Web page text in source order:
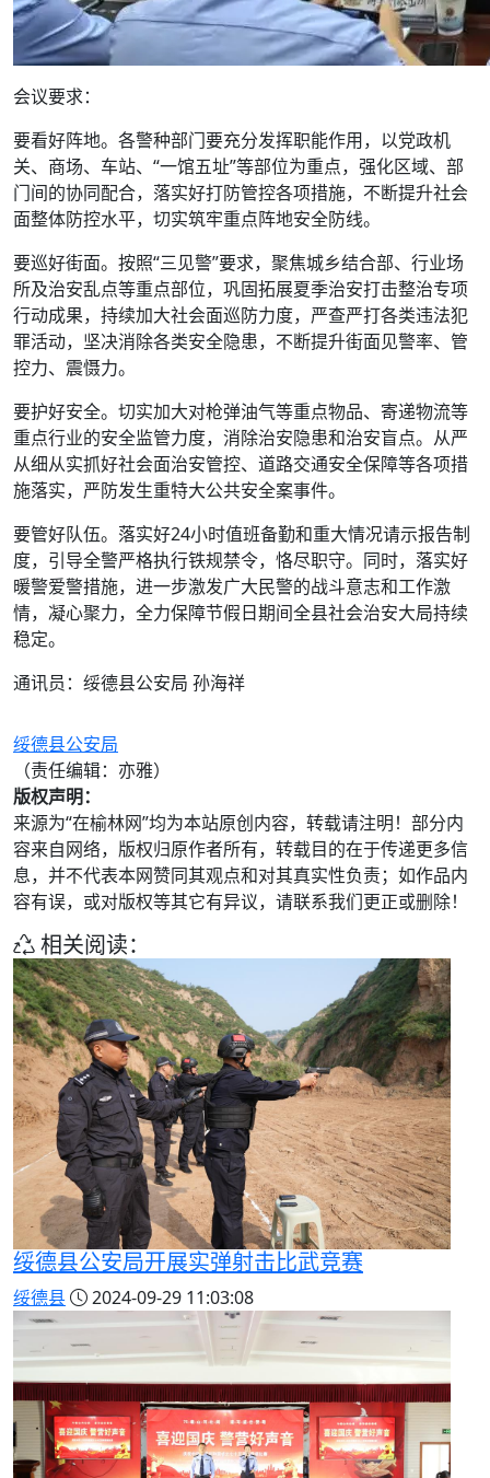
会议要求：
要看好阵地。各警种部门要充分发挥职能作用，以党政机
关、商场、车站、“一馆五址”等部位为重点，强化区域、部
门间的协同配合，落实好打防管控各项措施，不断提升社会
面整体防控水平，切实筑牢重点阵地安全防线。
要巡好街面。按照“三见警”要求，聚焦城乡结合部、行业场
所及治安乱点等重点部位，巩固拓展夏季治安打击整治专项
行动成果，持续加大社会面巡防力度，严查严打各类违法犯
罪活动，坚决消除各类安全隐患，不断提升街面见警率、管
控力、震慑力。
要护好安全。切实加大对枪弹油气等重点物品、寄递物流等
重点行业的安全监管力度，消除治安隐患和治安盲点。从严
从细从实抓好社会面治安管控、道路交通安全保障等各项措
施落实，严防发生重特大公共安全案事件。
要管好队伍。落实好24小时值班备勤和重大情况请示报告制
度，引导全警严格执行铁规禁令，恪尽职守。同时，落实好
暖警爱警措施，进一步激发广大民警的战斗意志和工作激
情，凝心聚力，全力保障节假日期间全县社会治安大局持续
稳定。
通讯员：绥德县公安局 孙海祥
绥德县公安局
（责任编辑：亦雅）
版权声明：
来源为“在榆林网”均为本站原创内容，转载请注明！部分内
容来自网络，版权归原作者所有，转载目的在于传递更多信
息，并不代表本网赞同其观点和对其真实性负责；如作品内
容有误，或对版权等其它有异议，请联系我们更正或删除！
相关阅读：
绥德县公安局开展实弹射击比武竞赛
绥德县 2024-09-29 11:03:08